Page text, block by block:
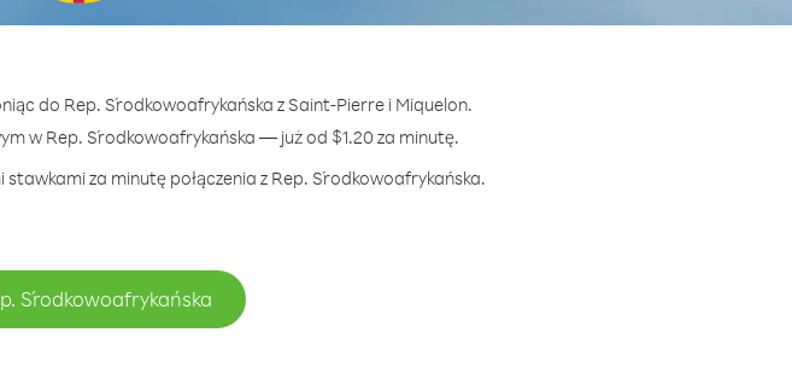
do Rep. Środkowoafrykańska z Saint-Pierre i Miquelon.
w Rep. Środkowoafrykańska — już od $1.20 za minutę.
za minutę połączenia z Rep. Środkowoafrykańska.
Środkowoafrykańska